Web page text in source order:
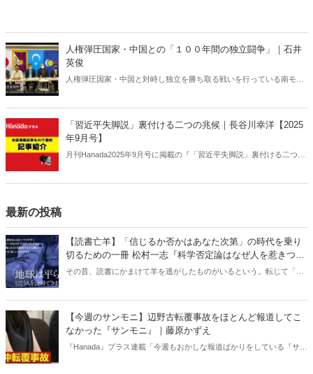
人権弾圧国家・中国との「１００年間の独立闘争」｜石井
英俊
人権弾圧国家・中国と対峙し独立を勝ち取る戦いを行っている南モン
される。
「習近平失脚説」裏付ける二つの兆候｜長谷川幸洋【2025
年9月号】
月刊Hanada2025年9月号に掲載の『「習近平失脚説」裏付ける二つの
最新の投稿
【読書亡羊】「信じるか否かはあなた次第」の時代を乗り
切るための一冊 松村一志『科学否定論はなぜ人を惹きつけ
るのか』（ちくま新書）｜梶原麻衣子
その昔、読書にかまけて羊を逃がしたものがいるという。転じて「読
ある。元月刊『Hanada』編集部員のライター・梶原がお送りする時事
書評！
【今週のサンモニ】辺野古転覆事故をほとんど報道してこ
なかった『サンモニ』｜藤原かずえ
『Hanada』プラス連載「今週もおかしな報道ばかりをしている『サン